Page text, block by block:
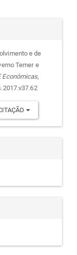
e de
Temer e
Econômicas,